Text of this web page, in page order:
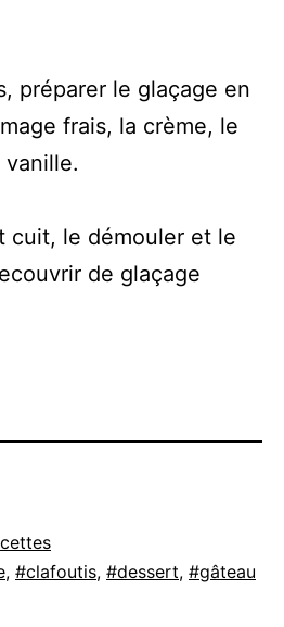
préparer le glaçage en
frais, la crème, le
cuit, le démouler et le
de glaçage
, clafoutis, dessert, gâteau